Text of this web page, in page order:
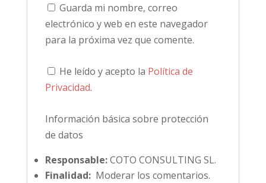
Guarda mi nombre, correo
electrónico y web en este navegador
para la próxima vez que comente.
He leído y acepto la Política de
Privacidad.
Información básica sobre protección
de datos
Responsable:COTO CONSULTING SL.
Finalidad:Moderar los comentarios.